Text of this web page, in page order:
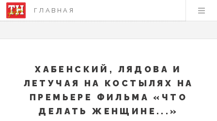
ГЛАВНАЯ
ХАБЕНСКИЙ, ЛЯДОВА И
ЛЕТУЧАЯ НА КОСТЫЛЯХ НА
ПРЕМЬЕРЕ ФИЛЬМА «ЧТО
ДЕЛАТЬ ЖЕНЩИНЕ...»